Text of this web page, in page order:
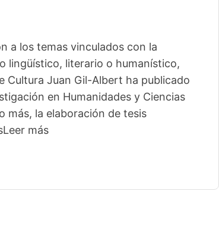
a los temas vinculados con la
lingüístico, literario o humanístico,
Juan Gil-Albert ha publicado
en Humanidades y Ciencias
más, la elaboración de tesis
Leer más